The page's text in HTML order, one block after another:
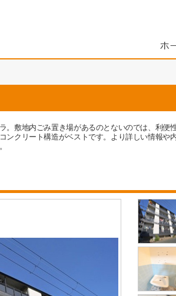
。敷地内ごみ置き場があるのとないのでは、利
ンクリート構造がベストです。より詳しい情報